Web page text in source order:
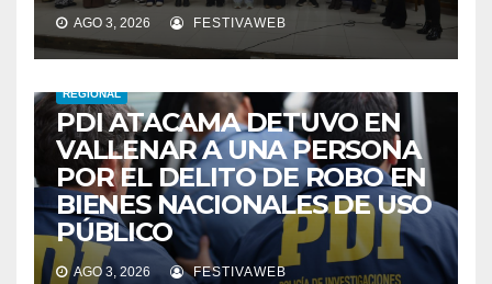
AGO 3, 2026 FESTIVAWEB
REGIONAL
PDI ATACAMA DETUVO EN
VALLENAR A UNA PERSONA
POR EL DELITO DE ROBO EN
BIENES NACIONALES DE USO
PÚBLICO
AGO 3, 2026 FESTIVAWEB